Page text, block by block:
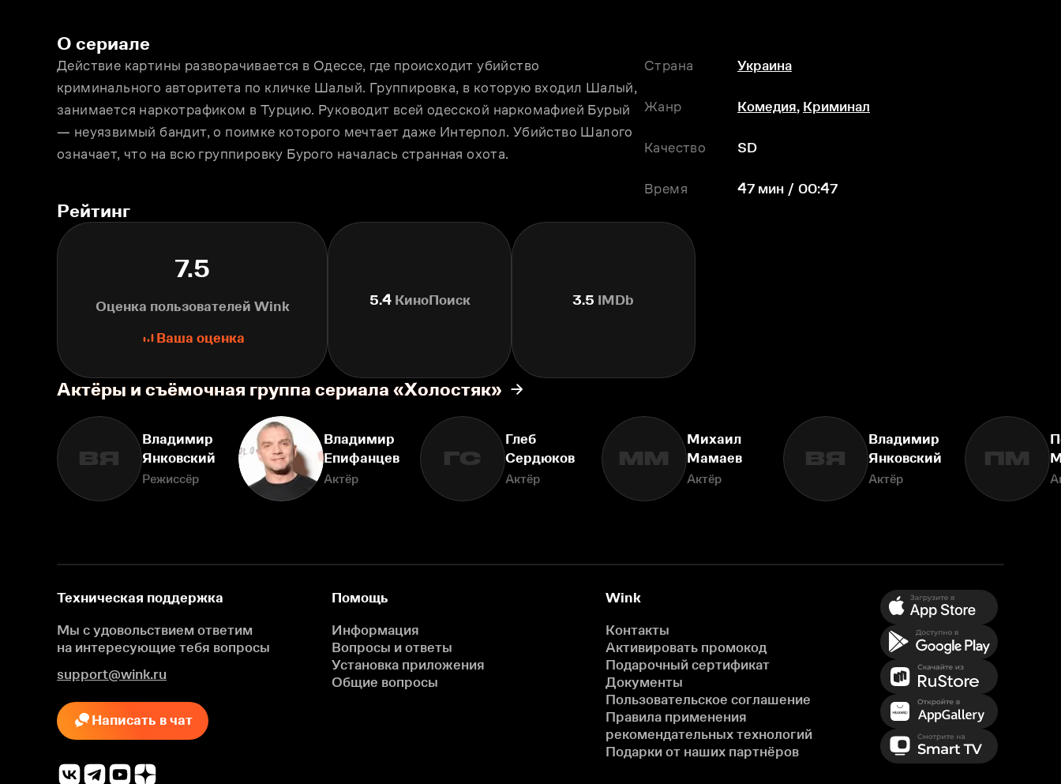
О сериале
Действие картины разворачивается в Одессе, где происходит убийство
криминального авторитета по кличке Шалый. Группировка, в которую входил Шалый,
занимается наркотрафиком в Турцию. Руководит всей одесской наркомафией Бурый
— неуязвимый бандит, о поимке которого мечтает даже Интерпол. Убийство Шалого
означает, что на всю группировку Бурого началась странная охота.
Страна Украина
Жанр Комедия, Криминал
Качество SD
Время 47 мин / 00:47
Рейтинг
7.5
Оценка пользователей Wink
Ваша оценка
5.4КиноПоиск 3.5 IMDb
Актёры и съёмочная группа сериала «Холостяк»
ВЯ
Владимир
Янковский
Режиссёр
Владимир
Епифанцев
Актёр
ГС
Глеб
Сердюков
Актёр
ММ
Михаил
Мамаев
Актёр
ВЯ
Владимир
Янковский
Актёр
ПМ
Техническая поддержка
Мы с удовольствием ответим
на интересующие тебя вопросы
support@wink.ru
Написать в чат
Помощь
Информация
Вопросы и ответы
Установка приложения
Общие вопросы
Wink
Контакты
Активировать промокод
Подарочный сертификат
Документы
Пользовательское соглашение
Правила применения
рекомендательных технологий
Подарки от наших партнёров